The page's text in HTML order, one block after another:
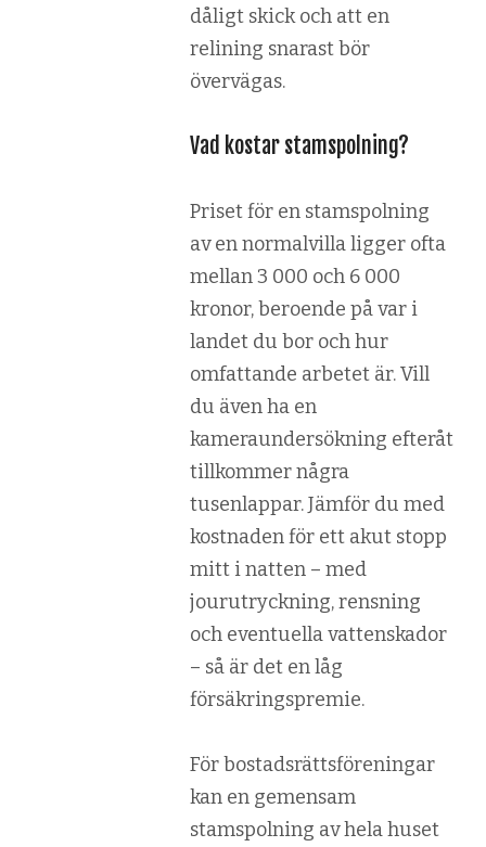
dåligt skick och att en
relining snarast bör
övervägas.
Vad kostar stamspolning?
Priset för en stamspolning
av en normalvilla ligger ofta
mellan 3 000 och 6 000
kronor, beroende på var i
landet du bor och hur
omfattande arbetet är. Vill
du även ha en
kameraundersökning efteråt
tillkommer några
tusenlappar. Jämför du med
kostnaden för ett akut stopp
mitt i natten – med
jourutryckning, rensning
och eventuella vattenskador
– så är det en låg
försäkringspremie.
För bostadsrättsföreningar
kan en gemensam
stamspolning av hela huset